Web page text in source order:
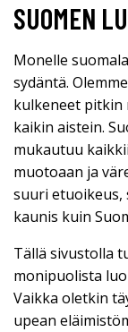
SUOMEN
Monelle
sydäntä.
kulkeneet pitkin
kaikin aistein.
mukautuu
muotoaan ja
suuri etuoikeus,
kaunis kuin
Tällä sivustolla
monipuolista
Vaikka oletkin
upean